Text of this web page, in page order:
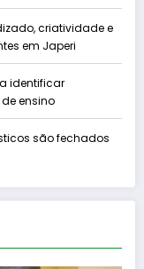
criatividade e
em Japeri
identificar
ensino
são fechados